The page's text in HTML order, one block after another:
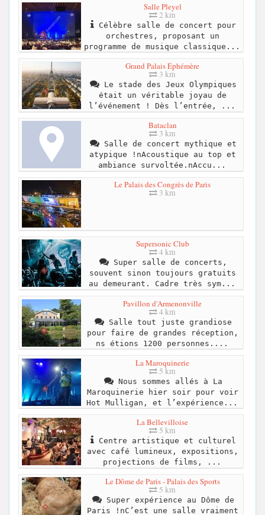
Salle Pleyel
2 km
Célèbre salle de concert pour
orchestres, proposant un
programme de musique classique...
Grand Palais Éphémère
3 km
Le stade des Jeux Olympiques
était un véritable joyau de
l’événement ! Dès l’entrée, ...
Bataclan
3 km
Salle de concert mythique et
atypique !nAcoustique au top et
ambiance survoltée.nAccu...
Le Palais des Congrès de Paris
3 km
Supersonic Club
4 km
Super salle de concerts,
souvent sinon toujours gratuits
au demeurant. Cadre très sym...
Pavillon d'Armenonville
4 km
Salle tout juste grandiose
pour faire de grandes réception,
ns étions 1200 personnes....
La Maroquinerie
5 km
Nous sommes allés à La
Maroquinerie hier soir pour voir
Hot Mulligan, et l’expérience...
La Bellevilloise
5 km
Centre artistique et culturel
avec café lumineux, expositions,
projections de films, ...
Le Dôme de Paris - Palais des Sports
5 km
Super expérience au Dôme de
Paris !nC’est une salle vraiment